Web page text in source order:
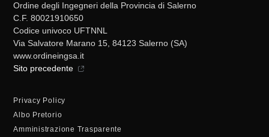
Ordine degli Ingegneri della Provincia di Salerno
C.F. 80021910650
Codice univoco UFTNNL
Via Salvatore Marano 15, 84123 Salerno (SA)
www.ordineingsa.it
Sito precedente
Privacy Policy
Albo Pretorio
Amministrazione Trasparente